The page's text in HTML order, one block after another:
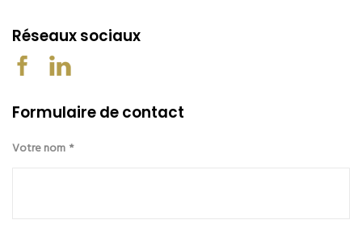
Réseaux sociaux
Formulaire de contact
Votre nom *